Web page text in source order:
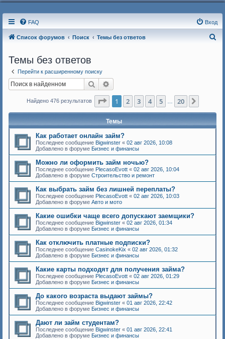
FAQ Вход
Список форумов Поиск Темы без ответов
Темы без ответов
Перейти к расширенному поиску
Поиск
Найдено 476 результатов Страница из 20
1 2 3 4 5 20
Темы
Как работает онлайн займ?
Последнее сообщение Bigwinster « 02 авг 2026, 10:08
Добавлено в форуме Бизнес и финансы
Можно ли оформить займ ночью?
Последнее сообщение PlecasoEvott « 02 авг 2026, 10:04
Добавлено в форуме Строительство и ремонт
Как выбрать займ без лишней переплаты?
Последнее сообщение PlecasoEvott « 02 авг 2026, 10:03
Добавлено в форуме Авто и мото
Какие ошибки чаще всего допускают заемщики?
Последнее сообщение Bigwinster « 02 авг 2026, 01:34
Добавлено в форуме Бизнес и финансы
Как отключить платные подписки?
Последнее сообщение CasinokeKix « 02 авг 2026, 01:32
Добавлено в форуме Бизнес и финансы
Какие карты подходят для получения займа?
Последнее сообщение PlecasoEvott « 02 авг 2026, 01:29
Добавлено в форуме Бизнес и финансы
До какого возраста выдают займы?
Последнее сообщение Bigwinster « 01 авг 2026, 22:42
Добавлено в форуме Бизнес и финансы
Дают ли займ студентам?
Последнее сообщение Bigwinster « 01 авг 2026, 22:41
Добавлено в форуме Бизнес и финансы